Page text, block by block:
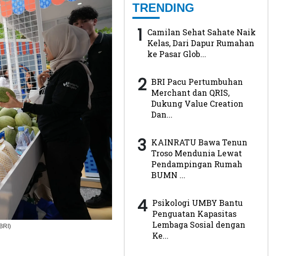
TRENDING
1 Camilan Sehat Sahate Naik
Kelas, Dari Dapur Rumahan
ke Pasar Glob...
2 BRI Pacu Pertumbuhan
Merchant dan QRIS,
Dukung Value Creation
Dan...
3 KAINRATU Bawa Tenun
Troso Mendunia Lewat
Pendampingan Rumah
BUMN ...
4 Psikologi UMBY Bantu
Penguatan Kapasitas
Lembaga Sosial dengan
Ke...